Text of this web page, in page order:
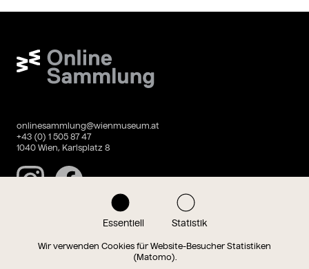
Essentiell Statistik
Wir verwenden Cookies für Website-Besucher Statistiken
(Matomo).
Wien Museum Online Sammlung
onlinesammlung@wienmuseum.at
+43 (0) 1 505 87 47
1040 Wien, Karlsplatz 8
InstagramFacebook